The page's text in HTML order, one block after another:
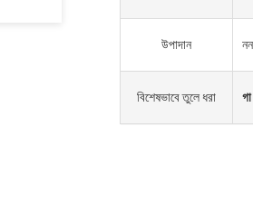
উপাদান
বিশেষভাবে তুলে ধরা